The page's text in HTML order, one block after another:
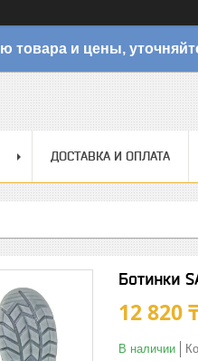
товара и цены,
ДОСТАВКА И ОПЛАТА
Ботинки
12 820
В наличии